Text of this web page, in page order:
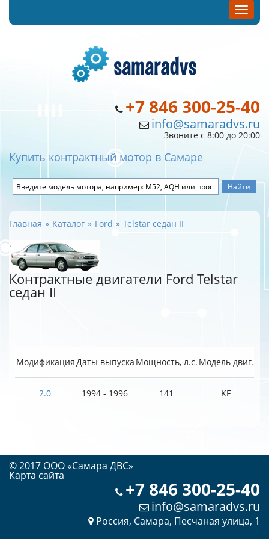
+7 846 300-25-40
info@samaradvs.ru
Звоните с 8:00 до 20:00
Купить контрактный мотор в Самаре
Главная Каталог Ford Telstar седан II
Контрактные двигатели Ford Telstar
седан II
МодификацияДаты выпуска Мощность, л.с. Модель двиг.
2.0 1994 - 1996 141 KF
© 2017 OOO «Самара ДВС»
Карта сайта
+7 846 300-25-40
info@samaradvs.ru
Россия, Самара, Песчаная улица, 1